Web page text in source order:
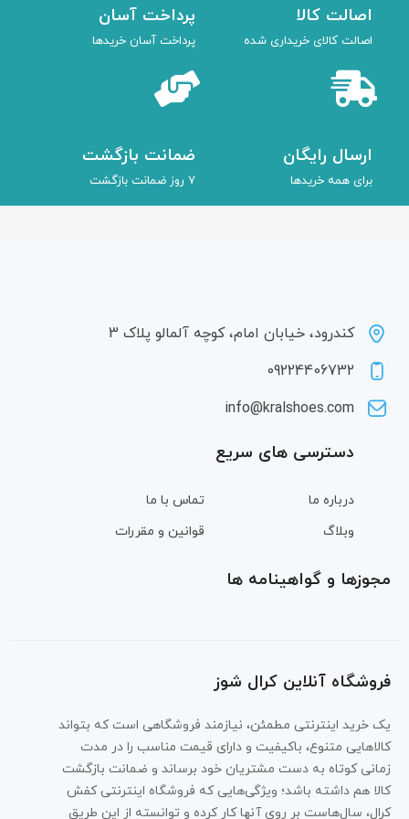
اصالت کالا
اصالت کالای خریداری شده
پرداخت آسان
پرداخت آسان خریدها
ارسال رایگان
برای همه خریدها
ضمانت بازگشت
7 روز ضمانت بازگشت
کندرود، خیابان امام، کوچه آلمالو پلاک 3
09224406732
info@kralshoes.com
دسترسی های سریع
درباره ما
تماس با ما
وبلاگ
قوانین و مقررات
مجوزها و گواهینامه ها
فروشگاه آنلاین کرال شوز
یک خرید اینترنتی مطمئن، نیازمند فروشگاهی است که بتواند
کالاهایی متنوع، باکیفیت و دارای قیمت مناسب را در مدت
زمانی کوتاه به دست مشتریان خود برساند و ضمانت بازگشت
کالا هم داشته باشد؛ ویژگی‌هایی که فروشگاه اینترنتی کفش
کرال، سال‌هاست بر روی آنها کار کرده و توانسته از این طریق